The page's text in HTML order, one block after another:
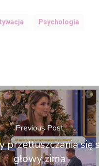
Psychologia
Previous Post
przetłuszczania się
głowy zimą